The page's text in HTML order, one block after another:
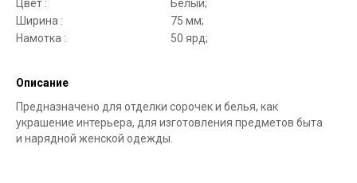
Цвет :
Белый;
Ширина :
75 мм;
Намотка :
50 ярд;
Описание
Предназначено для отделки сорочек и белья, как
украшение интерьера, для изготовления предметов быта
и нарядной женской одежды.